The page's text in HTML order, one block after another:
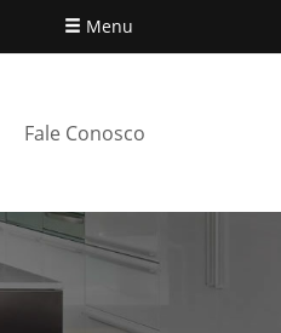
Menu
Fale Conosco